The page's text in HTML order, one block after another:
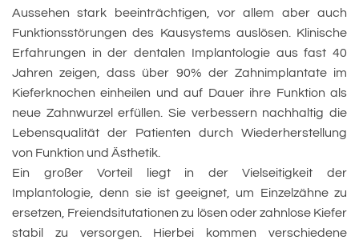
Aussehen stark beeinträchtigen, vor allem aber auch
Funktionsstörungen des Kausystems auslösen. Klinische
Erfahrungen in der dentalen Implantologie aus fast 40
Jahren zeigen, dass über 90% der Zahnimplantate im
Kieferknochen einheilen und auf Dauer ihre Funktion als
neue Zahnwurzel erfüllen. Sie verbessern nachhaltig die
Lebensqualität der Patienten durch Wiederherstellung
von Funktion und Ästhetik.
Ein großer Vorteil liegt in der Vielseitigkeit der
Implantologie, denn sie ist geeignet, um Einzelzähne zu
ersetzen, Freiendsitutationen zu lösen oder zahnlose Kiefer
stabil zu versorgen. Hierbei kommen verschiedene